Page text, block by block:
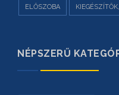
ELŐSZOBA
NÉPSZERŰ